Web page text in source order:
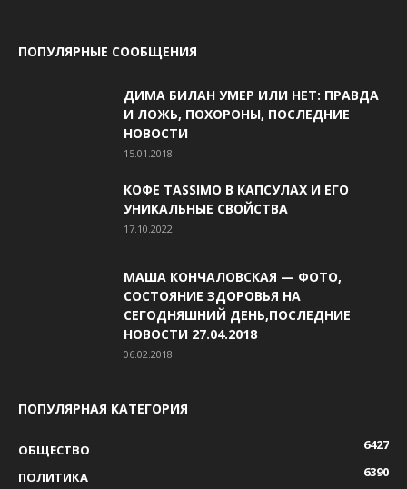
ПОПУЛЯРНЫЕ СООБЩЕНИЯ
ДИМА БИЛАН УМЕР ИЛИ НЕТ: ПРАВДА
И ЛОЖЬ, ПОХОРОНЫ, ПОСЛЕДНИЕ
НОВОСТИ
15.01.2018
КОФЕ TASSIMO В КАПСУЛАХ И ЕГО
УНИКАЛЬНЫЕ СВОЙСТВА
17.10.2022
МАША КОНЧАЛОВСКАЯ — ФОТО,
СОСТОЯНИЕ ЗДОРОВЬЯ НА
СЕГОДНЯШНИЙ ДЕНЬ,ПОСЛЕДНИЕ
НОВОСТИ 27.04.2018
06.02.2018
ПОПУЛЯРНАЯ КАТЕГОРИЯ
ОБЩЕСТВО
6427
ПОЛИТИКА
6390